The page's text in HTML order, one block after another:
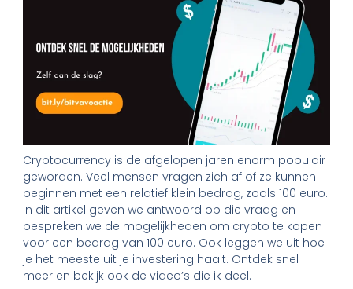
Cryptocurrency is de afgelopen jaren enorm populair
geworden. Veel mensen vragen zich af of ze kunnen
beginnen met een relatief klein bedrag, zoals 100 euro.
In dit artikel geven we antwoord op die vraag en
bespreken we de mogelijkheden om crypto te kopen
voor een bedrag van 100 euro. Ook leggen we uit hoe
je het meeste uit je investering haalt. Ontdek snel
meer en bekijk ook de video’s die ik deel.